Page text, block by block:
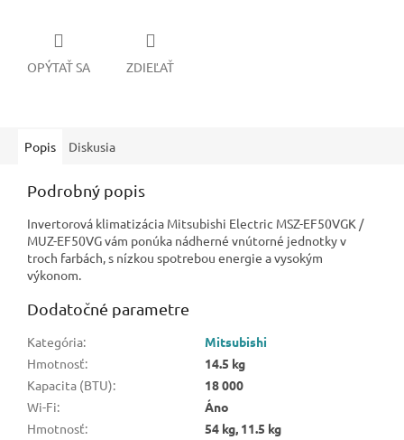
OPÝTAŤ SA ZDIEĽAŤ
Popis Diskusia
Podrobný popis
Invertorová klimatizácia Mitsubishi Electric MSZ-EF50VGK /
MUZ-EF50VG vám ponúka nádherné vnútorné jednotky v
troch farbách, s nízkou spotrebou energie a vysokým
výkonom.
Dodatočné parametre
Kategória:
Mitsubishi
Hmotnosť:
14.5 kg
Kapacita (BTU):
18 000
Wi-Fi:
Áno
Hmotnosť:
54 kg, 11.5 kg